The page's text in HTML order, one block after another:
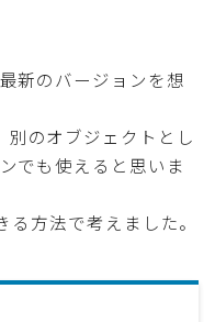
新のバージョンを想
別のオブジェクトとし
でも使えると思いま
方法で考えました。